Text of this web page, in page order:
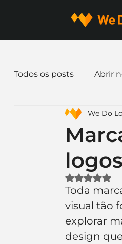
Todos os posts Abrir
Dicas de Marketing
Identidade Visual
Inteligência Artificial
We Do
Avaliado
Toda
visual tão
explorar
design